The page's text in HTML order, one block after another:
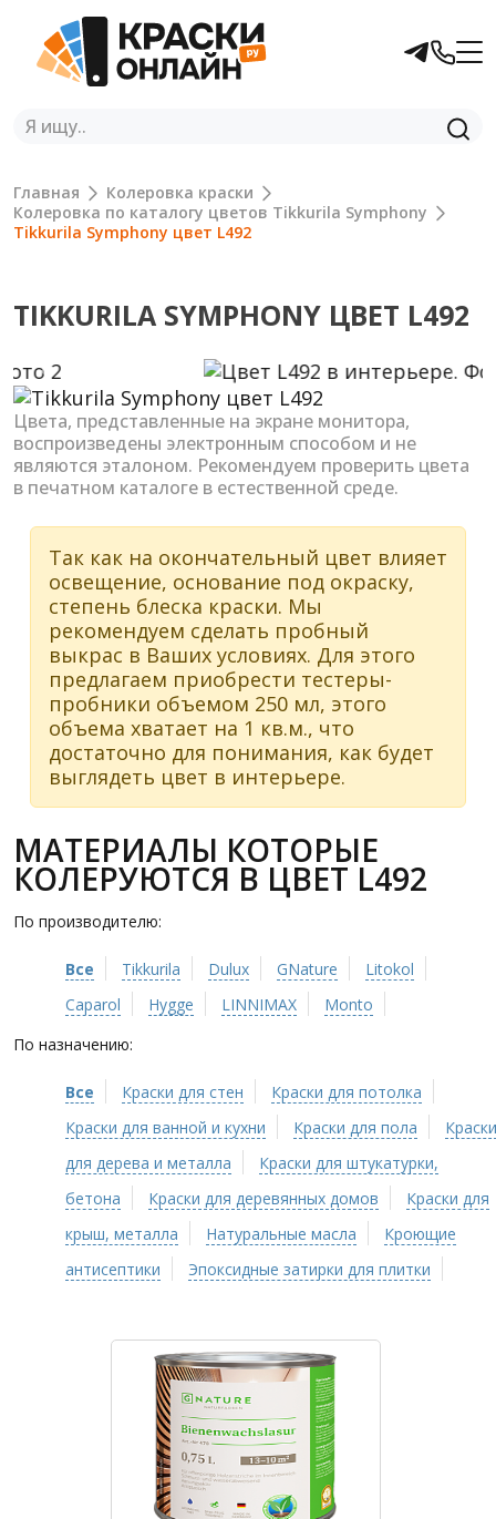
Главная
Колеровка краски
Колеровка по каталогу цветов Tikkurila Symphony
Tikkurila Symphony цвет L492
TIKKURILA SYMPHONY ЦВЕТ L492
Previous Next
Цвета, представленные на экране монитора,
воспроизведены электронным способом и не
являются эталоном. Рекомендуем проверить цвета
в печатном каталоге в естественной среде.
Так как на окончательный цвет влияет
освещение, основание под окраску,
степень блеска краски. Мы
рекомендуем сделать пробный
выкрас в Ваших условиях. Для этого
предлагаем приобрести тестеры-
пробники объемом 250 мл, этого
объема хватает на 1 кв.м., что
достаточно для понимания, как будет
выглядеть цвет в интерьере.
МАТЕРИАЛЫ КОТОРЫЕ
КОЛЕРУЮТСЯ В ЦВЕТ L492
По производителю:
Все Tikkurila Dulux GNature
Litokol
Caparol
Hygge LINNIMAX
Monto
По назначению:
Все Краски для стен
Краски для потолка
Краски для ванной и кухни
Краски для пола
Краски
для дерева и металла
Краски для штукатурки,
бетона
Краски для деревянных домов
Краски для
крыш, металла
Натуральные масла
Кроющие
антисептики
Эпоксидные затирки для плитки